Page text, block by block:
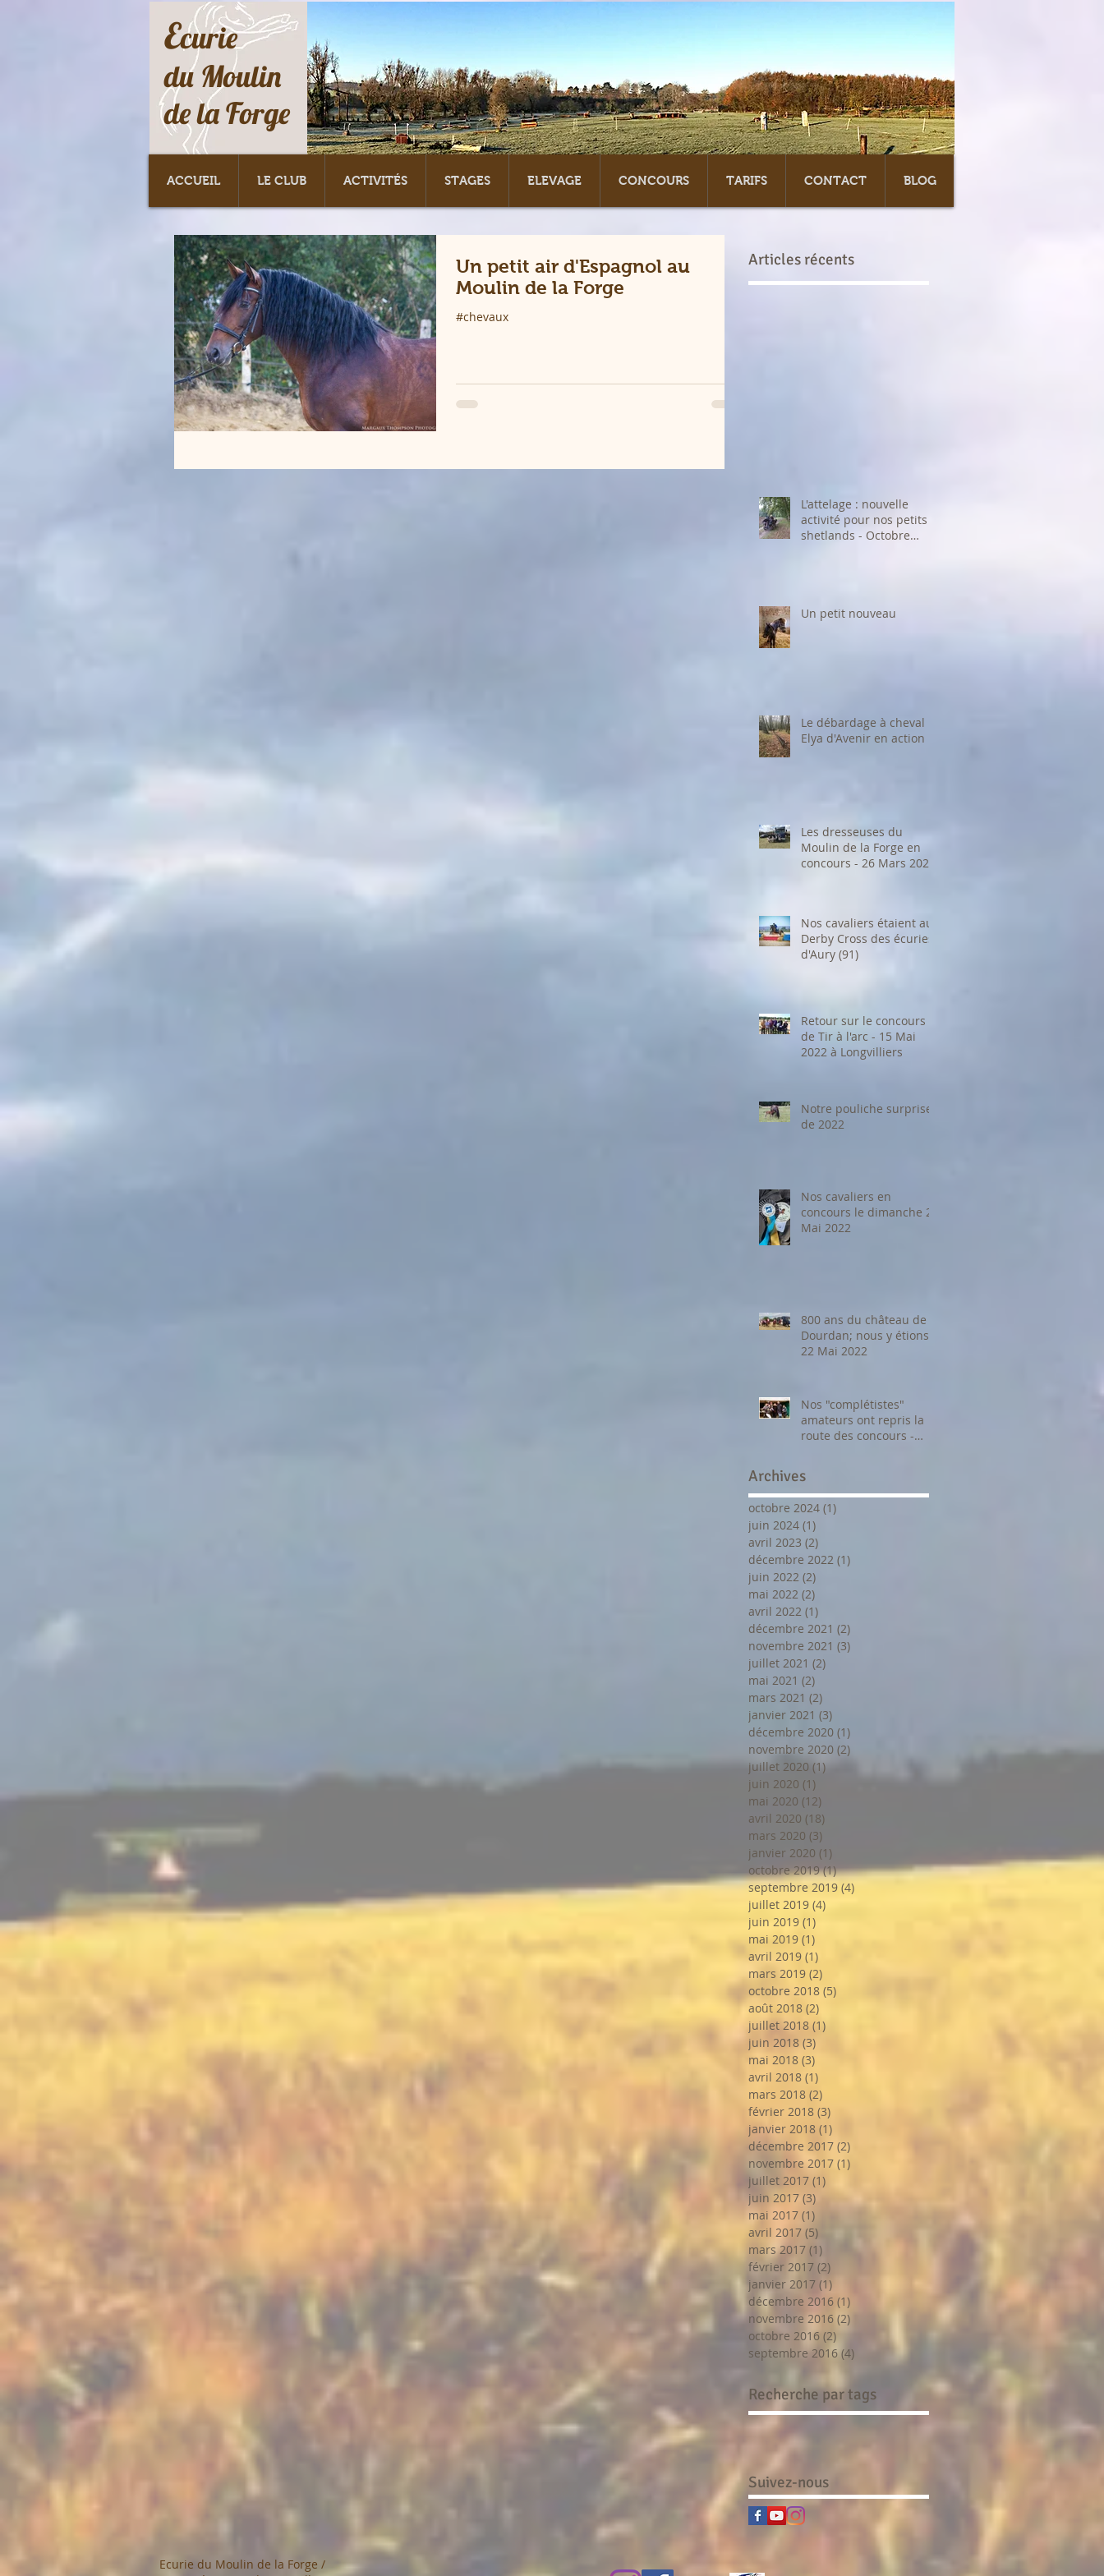
Ecurie
du Moulin
de la Forge
ACCUEIL LE CLUB ACTIVITÉS STAGES ELEVAGE CONCOURS TARIFS CONTACT BLOG
Un petit air d'Espagnol au
Moulin de la Forge
#chevaux
Articles récents
L'attelage : nouvelle
activité pour nos petits
shetlands - Octobre
Un petit nouveau
Le débardage à cheval :
Elya d'Avenir en action
Les dresseuses du
Moulin de la Forge en
concours - 26 Mars 2023
Nos cavaliers étaient au
Derby Cross des écuries
d'Aury (91)
Retour sur le concours
de Tir à l'arc - 15 Mai
2022 à Longvilliers
Notre pouliche surprise
de 2022
Nos cavaliers en
concours le dimanche 22
Mai 2022
800 ans du château de
Dourdan; nous y étions !
22 Mai 2022
Nos "complétistes"
amateurs ont repris la
route des concours -
Archives
octobre 2024 (1)
juin 2024 (1)
avril 2023 (2)
décembre 2022 (1)
juin 2022 (2)
mai 2022 (2)
avril 2022 (1)
décembre 2021 (2)
novembre 2021 (3)
juillet 2021 (2)
mai 2021 (2)
mars 2021 (2)
janvier 2021 (3)
décembre 2020 (1)
novembre 2020 (2)
juillet 2020 (1)
juin 2020 (1)
mai 2020 (12)
avril 2020 (18)
mars 2020 (3)
janvier 2020 (1)
octobre 2019 (1)1 post
septembre 2019 (4)
juillet 2019 (4)
juin 2019 (1)
mai 2019 (1)
avril 2019 (1)
mars 2019 (2)
octobre 2018 (5)
août 2018 (2)
juillet 2018 (1)
juin 2018 (3)
mai 2018 (3)
avril 2018 (1)
mars 2018 (2)
février 2018 (3)
janvier 2018 (1)
décembre 2017 (2)
novembre 2017 (1)
juillet 2017 (1)
juin 2017 (3)
mai 2017 (1)
avril 2017 (5)
mars 2017 (1)
février 2017 (2)
janvier 2017 (1)
décembre 2016 (1)
novembre 2016 (2)
octobre 2016 (2)
septembre 2016 (4)
Recherche par tags
Suivez-nous
Ecurie du Moulin de la Forge /